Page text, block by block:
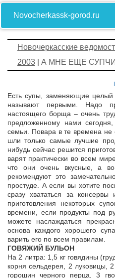
Novocherkassk-gorod.ru
Новочеркасские
2003 | А МНЕ ЕЩЕ
Есть супы, заменяющие
называют первыми. Надо
настоящего борща – очень
предложенному нами
семьи. Повара в те времена
шли только самые лучшие
нибудь сейчас решится
варят практически во всем
что они очень вкусные, а
рекомендуют это
простуде. А если вы хотите
сразу хвататься за
приготовления некоторых
времени, если продукты под
можете наслаждаться
основа каждого хорошего
варить его по всем правилам.
ГОВЯЖИЙ БУЛЬОН
На 2 литра: 1,5 кг говядины
корня сельдерея, 2 луковицы,
горошин черного перца, 3